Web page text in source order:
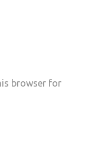
browser for